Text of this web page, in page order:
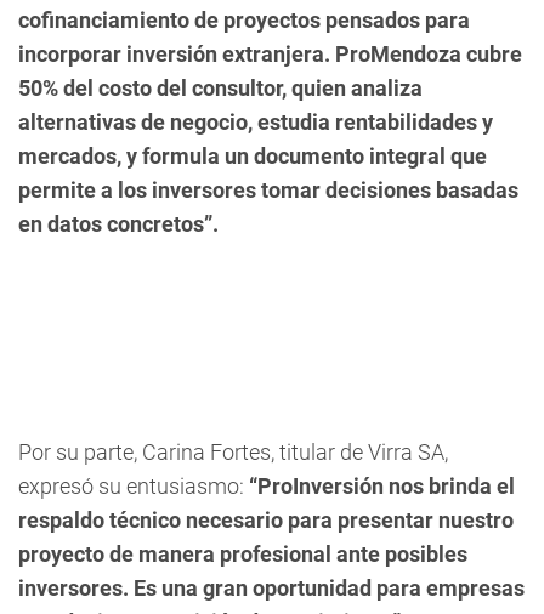
cofinanciamiento de proyectos pensados para
incorporar inversión extranjera. ProMendoza cubre
50% del costo del consultor, quien analiza
alternativas de negocio, estudia rentabilidades y
mercados, y formula un documento integral que
permite a los inversores tomar decisiones basadas
en datos concretos”.
Por su parte, Carina Fortes, titular de Virra SA,
expresó su entusiasmo: “ProInversión nos brinda el
respaldo técnico necesario para presentar nuestro
proyecto de manera profesional ante posibles
inversores. Es una gran oportunidad para empresas